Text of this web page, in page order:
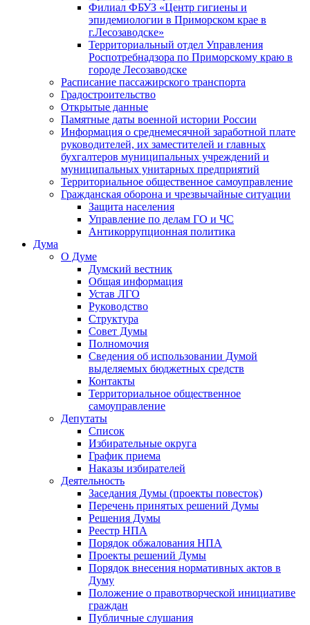
Филиал ФБУЗ «Центр гигиены и
эпидемиологии в Приморском крае в
г.Лесозаводске»
Территориальный отдел Управления
Роспотребнадзора по Приморскому краю в
городе Лесозаводске
Расписание пассажирского транспорта
Градостроительство
Открытые данные
Памятные даты военной истории России
Информация о среднемесячной заработной плате
руководителей, их заместителей и главных
бухгалтеров муниципальных учреждений и
муниципальных унитарных предприятий
Территориальное общественное самоуправление
Гражданская оборона и чрезвычайные ситуации
Защита населения
Управление по делам ГО и ЧС
Антикоррупционная политика
Дума
О Думе
Думский вестник
Общая информация
Устав ЛГО
Руководство
Структура
Совет Думы
Полномочия
Сведения об использовании Думой
выделяемых бюджетных средств
Контакты
Территориальное общественное
самоуправление
Депутаты
Список
Избирательные округа
График приема
Наказы избирателей
Деятельность
Заседания Думы (проекты повесток)
Перечень принятых решений Думы
Решения Думы
Реестр НПА
Порядок обжалования НПА
Проекты решений Думы
Порядок внесения нормативных актов в
Думу
Положение о правотворческой инициативе
граждан
Публичные слушания